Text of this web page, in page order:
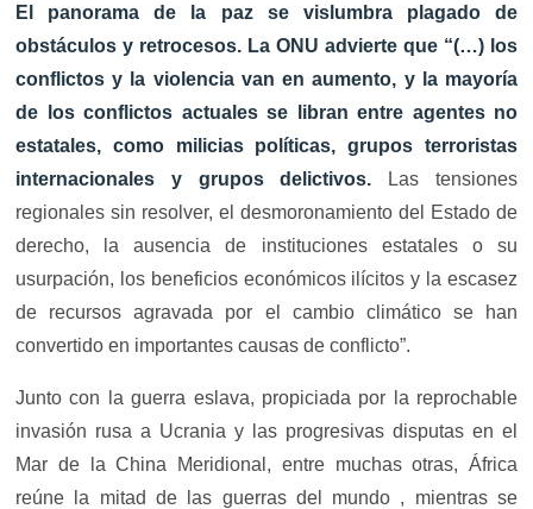
El panorama de la paz se vislumbra plagado de
obstáculos y retrocesos. La ONU advierte que “(…) los
conflictos y la violencia van en aumento, y la mayoría
de los conflictos actuales se libran entre agentes no
estatales, como milicias políticas, grupos terroristas
internacionales y grupos delictivos. Las tensiones
regionales sin resolver, el desmoronamiento del Estado de
derecho, la ausencia de instituciones estatales o su
usurpación, los beneficios económicos ilícitos y la escasez
de recursos agravada por el cambio climático se han
convertido en importantes causas de conflicto”.
Junto con la guerra eslava, propiciada por la reprochable
invasión rusa a Ucrania y las progresivas disputas en el
Mar de la China Meridional, entre muchas otras, África
reúne la mitad de las guerras del mundo , mientras se